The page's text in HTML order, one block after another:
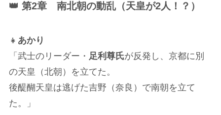
👑 第2章 南北朝の動乱（天皇が2人！？）
👧 あかり
「武士のリーダー・ 足利尊氏が反発し、京都に別
の天皇（北朝）を立てた。
後醍醐天皇は逃げた吉野（奈良）で南朝を立て
た。」